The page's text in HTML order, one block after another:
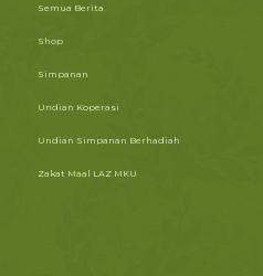
Semua Berita
Shop
Simpanan
Undian Koperasi
Undian Simpanan Berhadiah
Zakat Maal LAZ MKU